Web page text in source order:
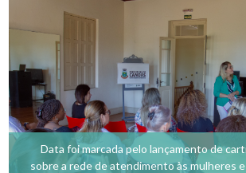
Data foi marcada pelo lançamento de
sobre a rede de atendimento às mulheres